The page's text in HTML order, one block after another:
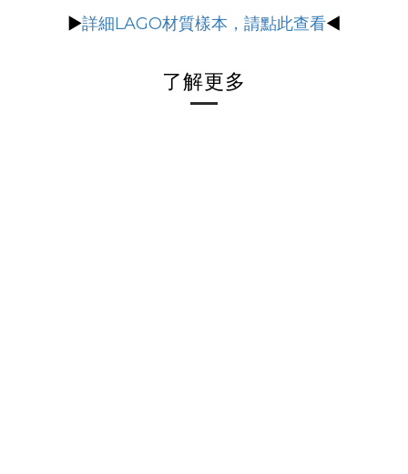
▶詳細LAGO材質樣本，請點此查看◀
了解更多